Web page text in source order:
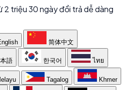
2 triệu30 ngày đổi trả dễ dàng
简体中文
語 한국어 ไทย
Tagalog Khmer